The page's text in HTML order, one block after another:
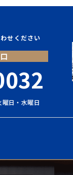
せください
日・水曜日